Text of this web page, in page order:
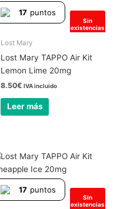
Sin
existencias
17 puntos
Lost Mary
Lost Mary TAPPO Air Kit
Lemon Lime 20mg
8.50€ IVA incluido
Leer más
Sin
existencias
17 puntos